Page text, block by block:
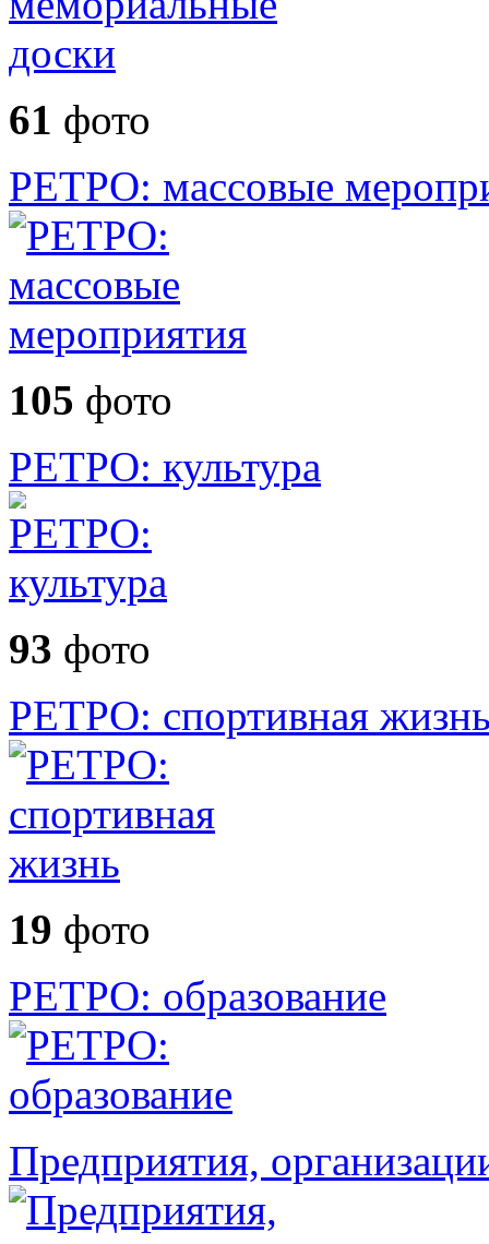
61 фото
РЕТРО: массовые
105 фото
РЕТРО: культура
93 фото
РЕТРО: спортивная
19 фото
РЕТРО: образование
Предприятия,